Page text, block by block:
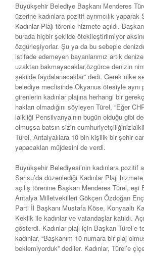
Büyükşehir Belediye Başkanı Menderes
üzerine kadınlara pozitif ayrımcılık yaparak
Kadınlar Plajı törenle hizmete açıldı. Başkan
burada hiçbir şekilde ötekileştirilmiyor
özgürleşiyorlar. Şu ya da bu sebeple
istifade edemeyen bayanlarımız artık denize
uzaktan bakmayacaklar,özgürce denizin
şekilde faydalanacaklar” dedi. Gerek ülke
belediye meclisinde Okyanus ötesiyle aynı
girenlerin kadınlar plajına herhangi bir
hakları olmadığını söyleyen Türel, “Eğer
laikliği Pensilvanya’nın bugün olduğu gibi
olmuşsa batsın sizin
Türel, Antalyalılara 10 bin kişilik bir şehir
yapacakları müjdesini de verdi.
Büyükşehir Belediyesi’nin kadınlara pozitif
Sarısu’da düzenlediği Kadınlar Plajı
açılış törenine Başkan Menderes Türel, eşi
Antalya Milletvekilleri Gökçen Özdoğan
Parti İl Başkanı Mustafa Köse, Konyaaltı
Keklik ile kadınlar ve vatandaşlar katıldı.
gösterdi. Kadınlar plajı için Başkan Türel’e
kadınlar, “Başkanım 10 numara bir plaj
beklemiyorduk” dediler. Kadınlar, Türel’e